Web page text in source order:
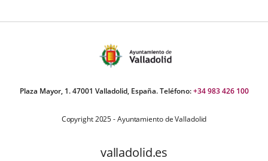
Plaza Mayor, 1. 47001 Valladolid, España. Teléfono:+34 983 426 100
Copyright 2025 - Ayuntamiento de Valladolid
valladolid.es